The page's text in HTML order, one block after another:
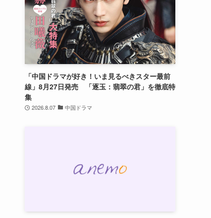
「中国ドラマが好き！いま見るべきスター最前
線」8月27日発売 「逐玉：翡翠の君」を徹底特
集
2026.8.07 中国ドラマ